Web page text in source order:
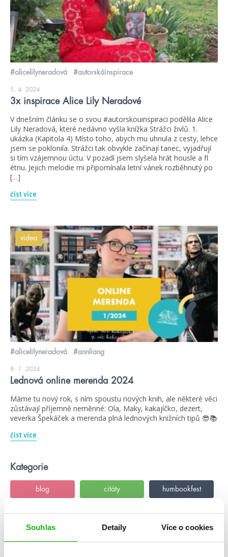
Souhlas Detaily Více o cookies
#alicelilyneradová #autorskáinspirace
5. 4. 2024
3x inspirace Alice Lily Neradové
V dnešním článku se o svou #autorskouinspiraci podělila Alice
Lily Neradová, které nedávno vyšla knížka Strážci živlů. 1.
ukázka (Kapitola 4) Místo toho, abych mu uhnula z cesty, lehce
jsem se poklonila. Strážci tak obvykle začínají tanec, vyjadřují
si tím vzájemnou úctu. V pozadí jsem slyšela hrát housle a fl
étnu. Jejich melodie mi připomínala letní vánek rozběhnutý po
[…]
číst více
videa
#alicelilyneradová #annliang
8. 1. 2024
Lednová online merenda 2024
Máme tu nový rok, s ním spoustu nových knih, ale některé věci
zůstávají příjemně neměnné: Ola, Maky, kakajíčko, dezert,
veverka Špekáček a merenda plná lednových knižních tipů 😎📚
číst více
Kategorie
blog citáty humbookfest
knihomoloviny kvízy podcast